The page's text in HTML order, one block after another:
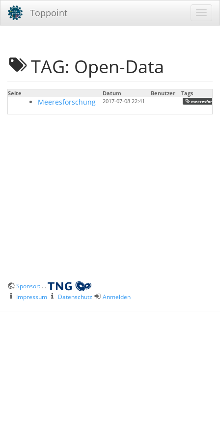
Toppoint
TAG: Open-Data
Seite Datum Benutzer Tags
Meeresforschung 2017-07-08 22:41
Sponsor: . .
Impressum
Datenschutz Anmelden